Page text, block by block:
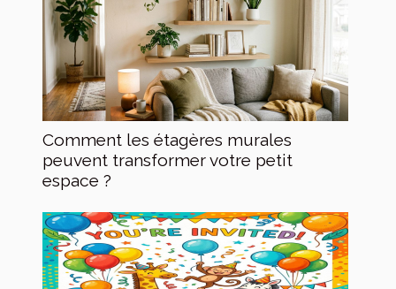
Comment les étagères murales
peuvent transformer votre petit
espace ?